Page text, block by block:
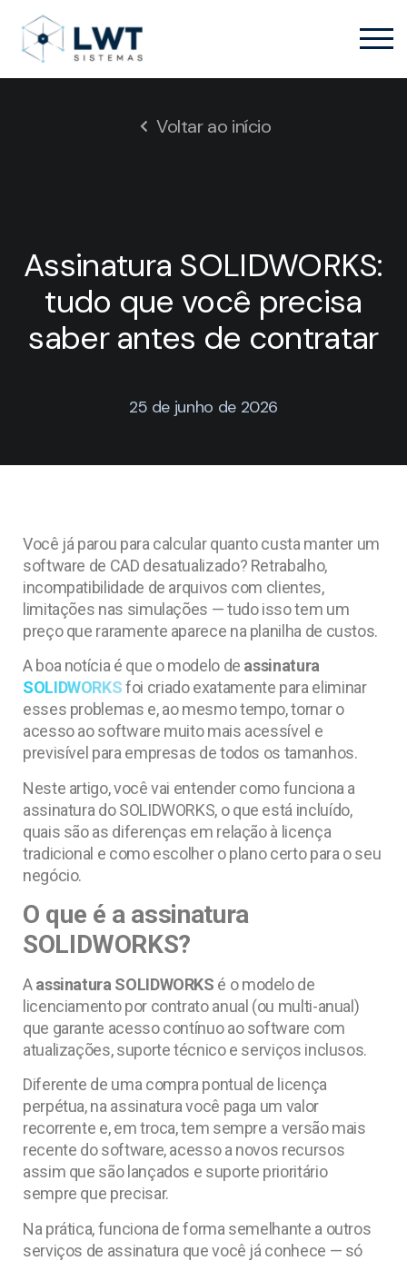
Voltar ao início
Assinatura SOLIDWORKS:
tudo que você precisa
saber antes de contratar
25 de junho de 2026
Você já parou para calcular quanto custa manter um
software de CAD desatualizado? Retrabalho,
incompatibilidade de arquivos com clientes,
limitações nas simulações — tudo isso tem um
preço que raramente aparece na planilha de custos.
A boa notícia é que o modelo de assinatura
SOLIDWORKSfoi criado exatamente para eliminar
esses problemas e, ao mesmo tempo, tornar o
acesso ao software muito mais acessível e
previsível para empresas de todos os tamanhos.
Neste artigo, você vai entender como funciona a
assinatura do SOLIDWORKS, o que está incluído,
quais são as diferenças em relação à licença
tradicional e como escolher o plano certo para o seu
negócio.
O que é a assinatura
SOLIDWORKS?
Aassinatura SOLIDWORKS é o modelo de
licenciamento por contrato anual (ou multi-anual)
que garante acesso contínuo ao software com
atualizações, suporte técnico e serviços inclusos.
Diferente de uma compra pontual de licença
perpétua, na assinatura você paga um valor
recorrente e, em troca, tem sempre a versão mais
recente do software, acesso a novos recursos
assim que são lançados e suporte prioritário
sempre que precisar.
Na prática, funciona de forma semelhante a outros
serviços de assinatura que você já conhece — só